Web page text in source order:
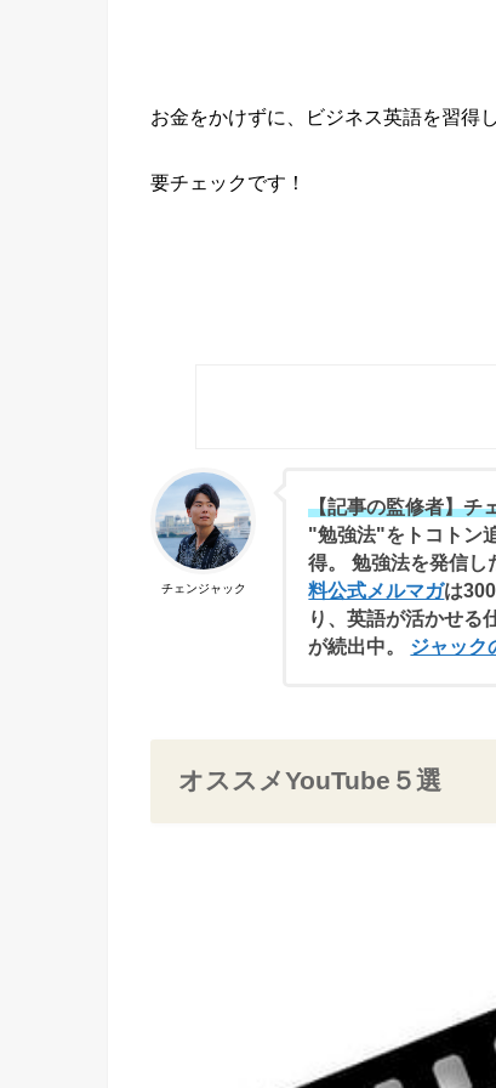
お金をかけずに、ビジネス英語を習得し
要チェックです！
チェンジャック
【記事の監修者】チ
"勉強法"をトコトン
得。 勉強法を発信し
料公式メルマガは
り、英語が活かせる
が続出中。 ジャック
オススメYouTube５選